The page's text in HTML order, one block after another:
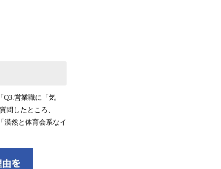
Q3.営業職に「気
問したところ、
漠然と体育会系なイ